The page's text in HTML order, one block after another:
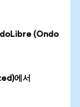
(Ondo
에서